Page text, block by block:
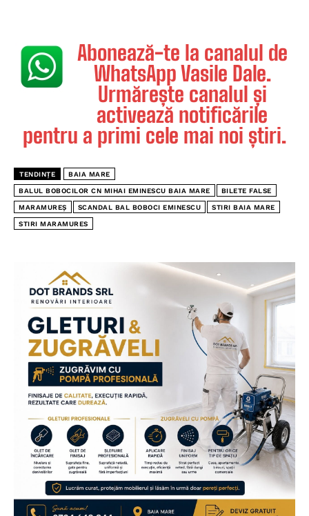
Abonează-te la canalul de
WhatsApp Vasile Dale.
Urmărește canalul și
activează notificările
pentru a primi cele mai noi știri.
TENDINȚE BAIA MARE
BALUL BOBOCILOR CN MIHAI EMINESCU BAIA MARE BILETE FALSE
MARAMUREȘ SCANDAL BAL BOBOCI EMINESCU STIRI BAIA MARE
STIRI MARAMURES